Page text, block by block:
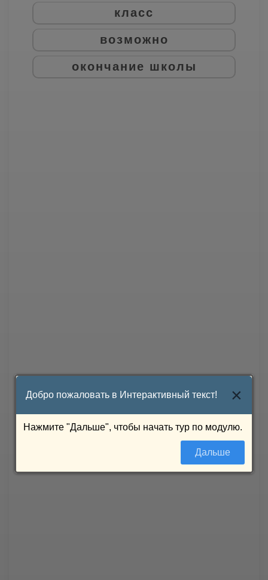
класс
возможно
окончание школы
Добро пожаловать в Интерактивный текст! ×
Нажмите "Дальше", чтобы начать тур по модулю.
Дальше